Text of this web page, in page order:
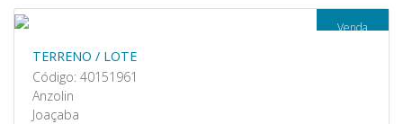
Venda
TERRENO / LOTE
Código: 40151961
Anzolin
Joaçaba